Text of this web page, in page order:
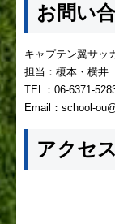
お問い
キャプテン翼サッ
担当：榎本・横井
TEL：06-6371-
Email：school-
アクセス